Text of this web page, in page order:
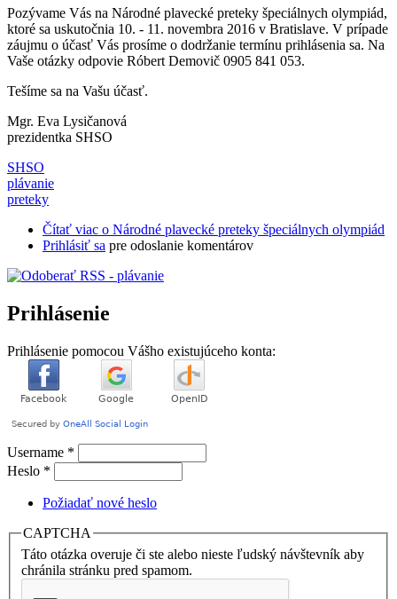
Pozývame Vás na Národné plavecké preteky špeciálnych olympiád,
ktoré sa uskutočnia 10. - 11. novembra 2016 v Bratislave. V prípade
záujmu o účasť Vás prosíme o dodržanie termínu prihlásenia sa. Na
Vaše otázky odpovie Róbert Demovič 0905 841 053.
Tešíme sa na Vašu účasť.
Mgr. Eva Lysičanová
prezidentka SHSO
SHSO
plávanie
preteky
Čítať viac o Národné plavecké preteky špeciálnych olympiád
Prihlásiť sa pre odoslanie komentárov
Prihlásenie
Prihlásenie pomocou Vášho existujúceho konta:
Username *
Heslo *
Požiadať nové heslo
CAPTCHA
Táto otázka overuje či ste alebo nieste ľudský návštevník aby
chránila stránku pred spamom.